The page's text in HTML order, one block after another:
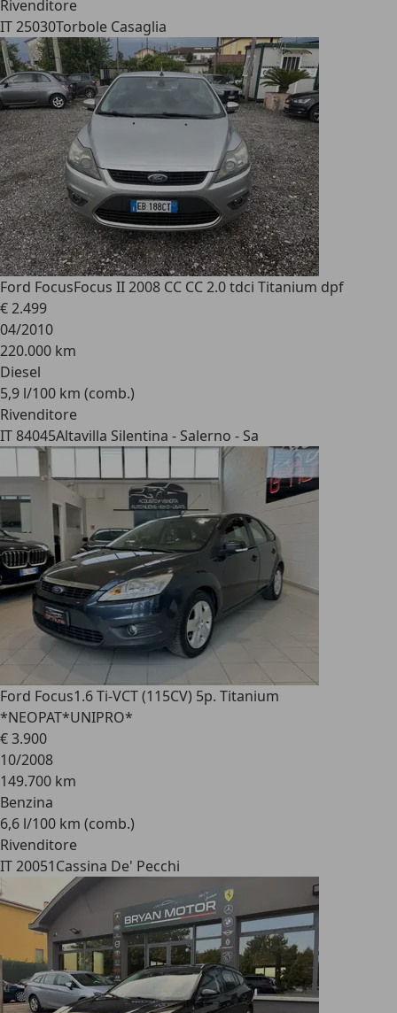
Rivenditore
IT 25030Torbole Casaglia
Ford FocusFocus II 2008 CC CC 2.0 tdci Titanium dpf
€ 2.499
04/2010
220.000 km
Diesel
5,9 l/100 km (comb.)
Rivenditore
IT 84045Altavilla Silentina - Salerno - Sa
Ford Focus1.6 Ti-VCT (115CV) 5p. Titanium
*NEOPAT*UNIPRO*
€ 3.900
10/2008
149.700 km
Benzina
6,6 l/100 km (comb.)
Rivenditore
IT 20051Cassina De' Pecchi